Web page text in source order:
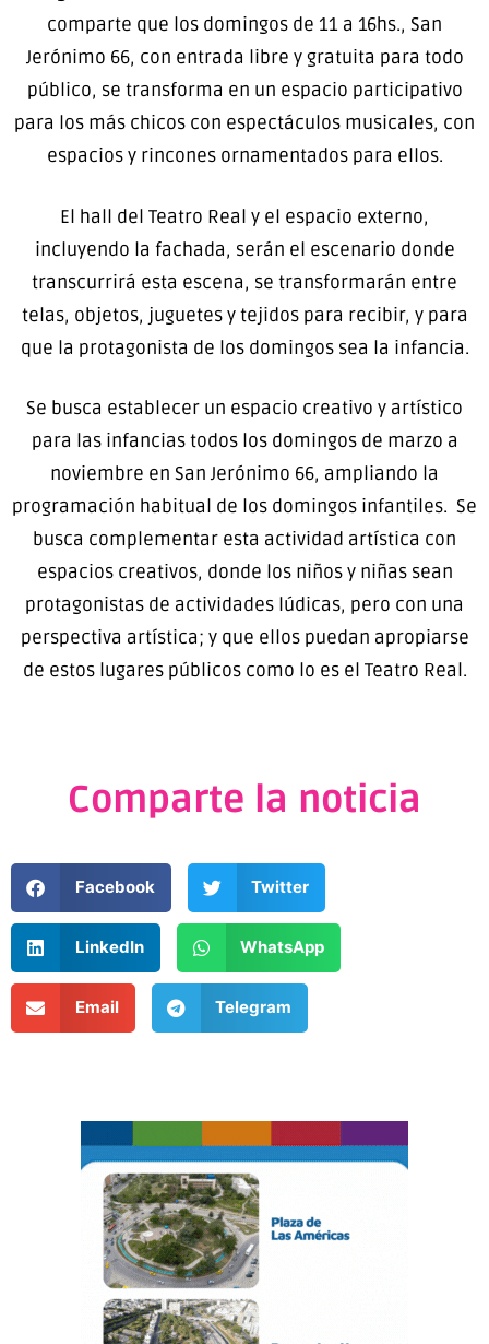
comparte que los domingos de 11 a 16hs., San
Jerónimo 66, con entrada libre y gratuita para todo
público, se transforma en un espacio participativo
para los más chicos con espectáculos musicales, con
espacios y rincones ornamentados para ellos.
El hall del Teatro Real y el espacio externo,
incluyendo la fachada, serán el escenario donde
transcurrirá esta escena, se transformarán entre
telas, objetos, juguetes y tejidos para recibir, y para
que la protagonista de los domingos sea la infancia.
Se busca establecer un espacio creativo y artístico
para las infancias todos los domingos de marzo a
noviembre en San Jerónimo 66, ampliando la
programación habitual de los domingos infantiles. Se
busca complementar esta actividad artística con
espacios creativos, donde los niños y niñas sean
protagonistas de actividades lúdicas, pero con una
perspectiva artística; y que ellos puedan apropiarse
de estos lugares públicos como lo es el Teatro Real.
Comparte la noticia
Facebook Twitter
LinkedIn WhatsApp
Email Telegram